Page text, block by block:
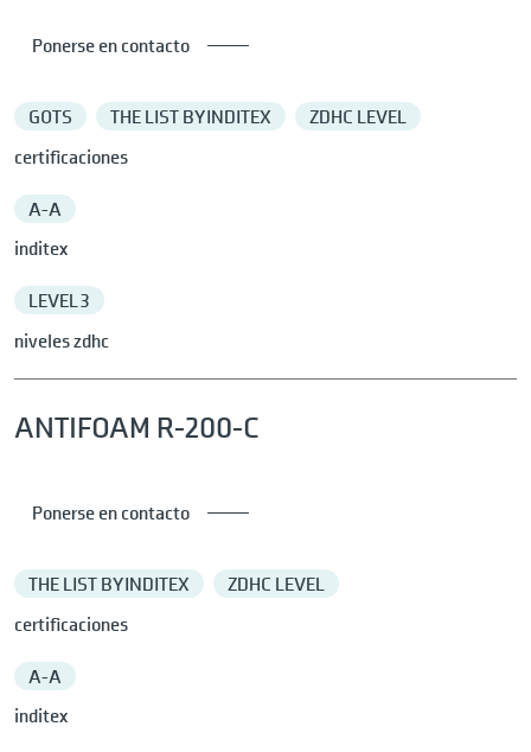
Ponerse en contacto
GOTS THE LIST BY INDITEX
ZDHC LEVEL
certificaciones
A-A
inditex
LEVEL 3
niveles zdhc
ANTIFOAM R-200-C
Ponerse en contacto
THE LIST BY INDITEX
ZDHC LEVEL
certificaciones
A-A
inditex